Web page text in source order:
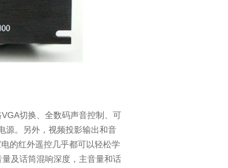
VGA切换、全数码声音控制、可
源。另外，视频投影输出和音
的红外遥控几乎都可以轻松学
及话筒混响深度，主音量和话